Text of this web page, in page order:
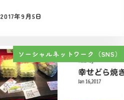
投稿日
2017年9月5日
ソーシャルネットワーク（SNS）